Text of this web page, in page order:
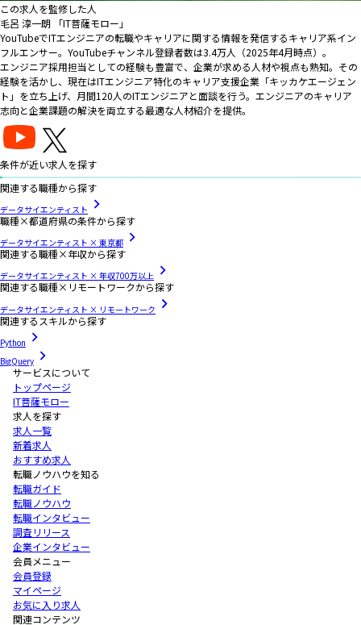
この求人を監修した人
毛呂 淳一朗 「IT菩薩モロー」
YouTubeでITエンジニアの転職やキャリアに関する情報を発信するキャリア系イン
フルエンサー。YouTubeチャンネル登録者数は3.4万人（2025年4月時点）。
エンジニア採用担当としての経験も豊富で、企業が求める人材や視点も熟知。その
経験を活かし、現在はITエンジニア特化のキャリア支援企業「キッカケエージェン
ト」を立ち上げ、月間120人のITエンジニアと面談を行う。エンジニアのキャリア
志向と企業課題の解決を両立する最適な人材紹介を提供。
条件が近い求人を探す
関連する職種から探す
データサイエンティスト
職種×都道府県の条件から探す
データサイエンティスト × 東京都
関連する職種×年収から探す
データサイエンティスト × 年収700万以上
関連する職種×リモートワークから探す
データサイエンティスト × リモートワーク
関連するスキルから探す
Python
BigQuery
サービスについて
トップページ
IT菩薩モロー
求人を探す
求人一覧
新着求人
おすすめ求人
転職ノウハウを知る
転職ガイド
転職ノウハウ
転職インタビュー
調査リリース
企業インタビュー
会員メニュー
会員登録
マイページ
お気に入り求人
関連コンテンツ